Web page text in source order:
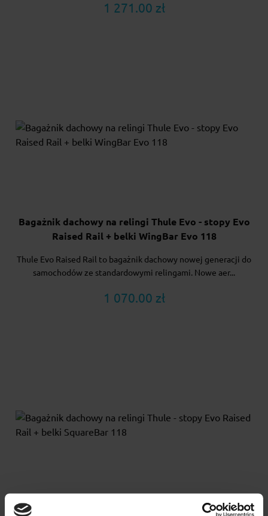
1 271.00 zł
Bagażnik dachowy na relingi Thule Evo - stopy Evo
Raised Rail + belki WingBar Evo 118
Thule Evo Raised Rail to bagażnik dachowy nowej generacji do
samochodów ze standardowymi relingami. Nowe aer...
1 070.00 zł
Bagażnik dachowy na relingi Thule - stopy Evo